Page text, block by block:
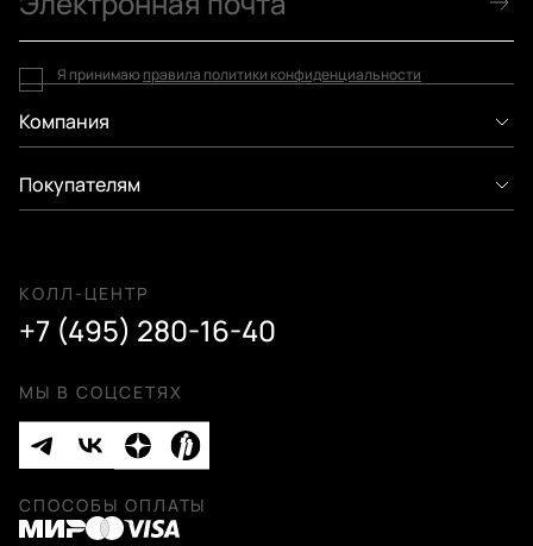
Компания
Покупателям
КОЛЛ-ЦЕНТР
+7 (495) 280-16-40
МЫ В СОЦСЕТЯХ
Я принимаю правила политики конфиденциальности
СПОСОБЫ ОПЛАТЫ